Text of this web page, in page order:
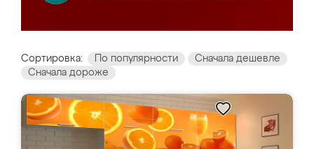
Сортировка: По популярности
Сначала дешевле
Сначала дороже